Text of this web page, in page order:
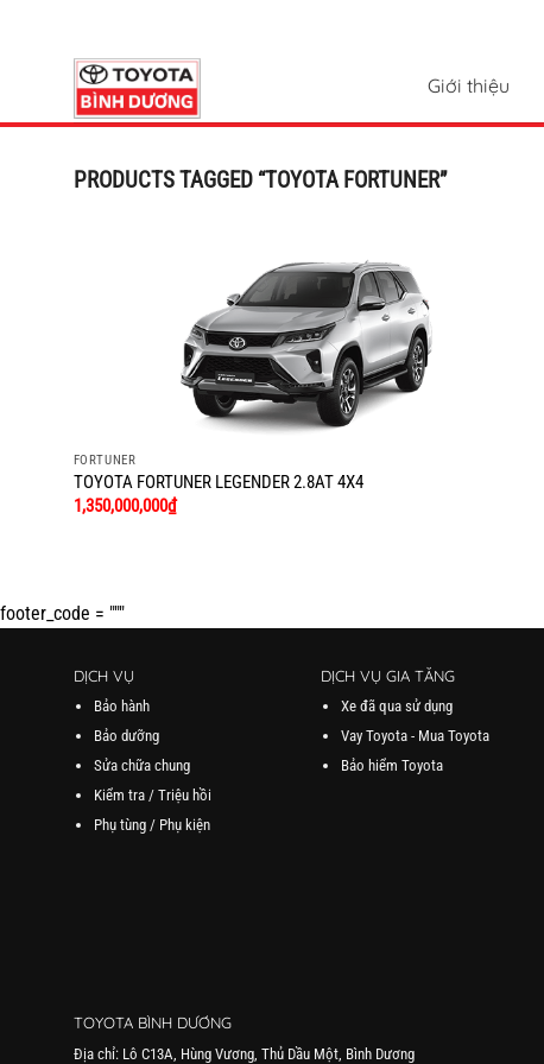
Giới thiệu
PRODUCTS TAGGED “TOYOTA FORTUNER”
FORTUNER
TOYOTA FORTUNER LEGENDER 2.8AT 4X4
1,350,000,000₫
footer_code = """
DỊCH VỤ
Bảo hành
Bảo dưỡng
Sửa chữa chung
Kiểm tra / Triệu hồi
Phụ tùng / Phụ kiện
DỊCH VỤ GIA TĂNG
Xe đã qua sử dụng
Vay Toyota - Mua Toyota
Bảo hiểm Toyota
TOYOTA BÌNH DƯƠNG
Địa chỉ: Lô C13A, Hùng Vương, Thủ Dầu Một, Bình Dương